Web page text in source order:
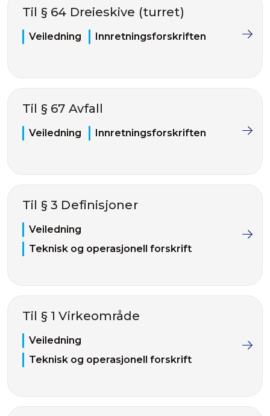
Til § 64 Dreieskive (turret)
Veiledning Innretningsforskriften
Til § 67 Avfall
Veiledning Innretningsforskriften
Til § 3 Definisjoner
Veiledning
Teknisk og operasjonell forskrift
Til § 1 Virkeområde
Veiledning
Teknisk og operasjonell forskrift